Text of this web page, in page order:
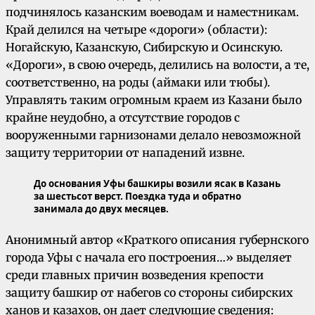
подчинялось казанским воеводам и наместникам.
Край делился на четыре «дороги» (области):
Ногайскую, Казанскую, Сибирскую и Осинскую.
«Дороги», в свою очередь, делились на волости, а те,
соответственно, на роды (аймаки или тюбы).
Управлять таким огромным краем из Казани было
крайне неудобно, а отсутствие городов с
вооруженными гарнизонами делало невозможной
защиту территории от нападений извне.
До основания Уфы башкиры возили ясак в Казань
за шестьсот верст. Поездка туда и обратно
занимала до двух месяцев.
Анонимный автор «Краткого описания губернского
города Уфы с начала его построения…» выделяет
среди главных причин возведения крепости
защиту башкир от набегов со стороны сибирских
ханов и казахов, он дает следующие сведения: